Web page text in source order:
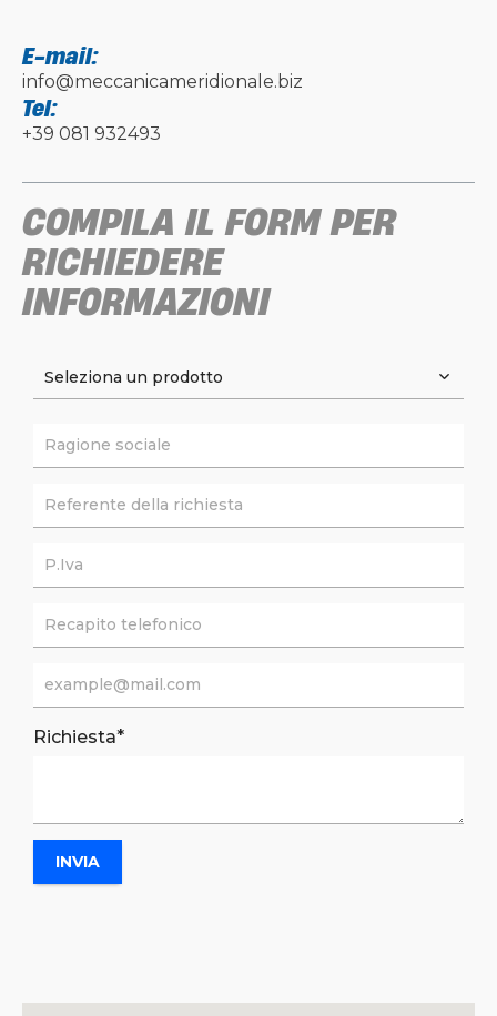
E-mail:
info@meccanicameridionale.biz
Tel:
+39 081 932493
COMPILA IL FORM PER
RICHIEDERE
INFORMAZIONI
Seleziona un prodotto
Richiesta*
INVIA